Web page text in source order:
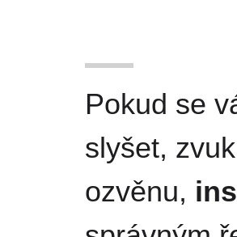
Pokud se
slyšet,
ozvěnu,